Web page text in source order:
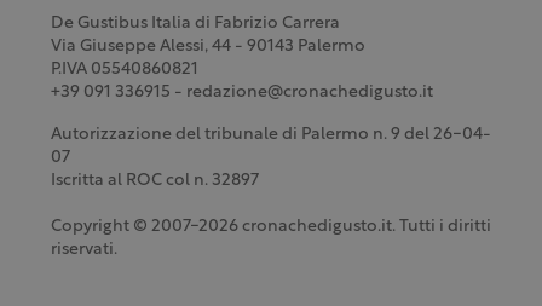
De Gustibus Italia di Fabrizio Carrera
Via Giuseppe Alessi, 44 - 90143 Palermo
P.IVA 05540860821
+39 091 336915 - redazione@cronachedigusto.it
Autorizzazione del tribunale di Palermo n. 9 del 26-04-
07
Iscritta al ROC col n. 32897
Copyright © 2007-2026 cronachedigusto.it. Tutti i diritti
riservati.